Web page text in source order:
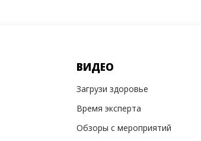
ВИДЕО
Загрузи здоровье
Время эксперта
Обзоры с мероприятий